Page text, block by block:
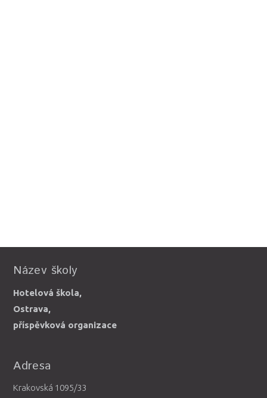
Název školy
Hotelová škola,
Ostrava,
příspěvková organizace
Adresa
Krakovská 1095/33